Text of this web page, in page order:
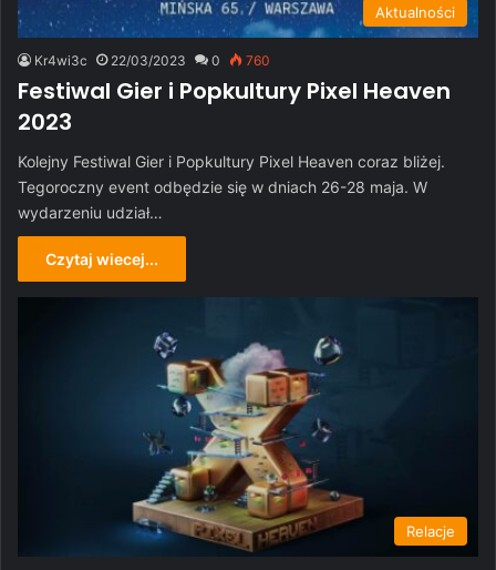
Aktualności
Kr4wi3c 22/03/2023 0 760
Festiwal Gier i Popkultury Pixel Heaven
2023
Kolejny Festiwal Gier i Popkultury Pixel Heaven coraz bliżej.
Tegoroczny event odbędzie się w dniach 26-28 maja. W
wydarzeniu udział…
Czytaj wiecej...
Relacje